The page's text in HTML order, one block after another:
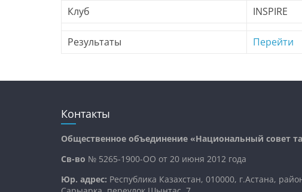
Клуб
INSPIRE
Результаты Перейти
Контакты
Общественное объединение «Национальный совет
Св-во № 5265-1900-ОО от 20 июня 2012 года
Юр. адрес: Республика Казахстан, 010000, г.Астана,